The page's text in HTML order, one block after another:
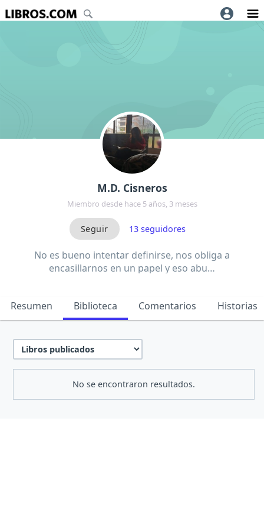
M.D. Cisneros
Miembro desde hace 5 años, 3 meses
13seguidores
No es bueno intentar definirse, nos obliga a
encasillarnos en un papel y eso abu…
Resumen Biblioteca Comentarios Historias
No se encontraron resultados.